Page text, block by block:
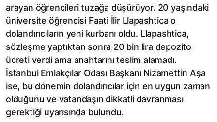
arayan öğrencileri tuzağa düşürüyor. 20 yaşındaki
üniversite öğrencisi Faati İlir Llapashtica o
dolandırıcıların yeni kurbanı oldu. Llapashtica,
sözleşme yaptıktan sonra 20 bin lira depozito
ücreti verdi ama anahtarını teslim alamadı.
İstanbul Emlakçılar Odası Başkanı Nizamettin Aşa
ise, bu dönemin dolandırıcılar için en uygun zaman
olduğunu ve vatandaşın dikkatli davranması
gerektiği uyarısında bulundu.